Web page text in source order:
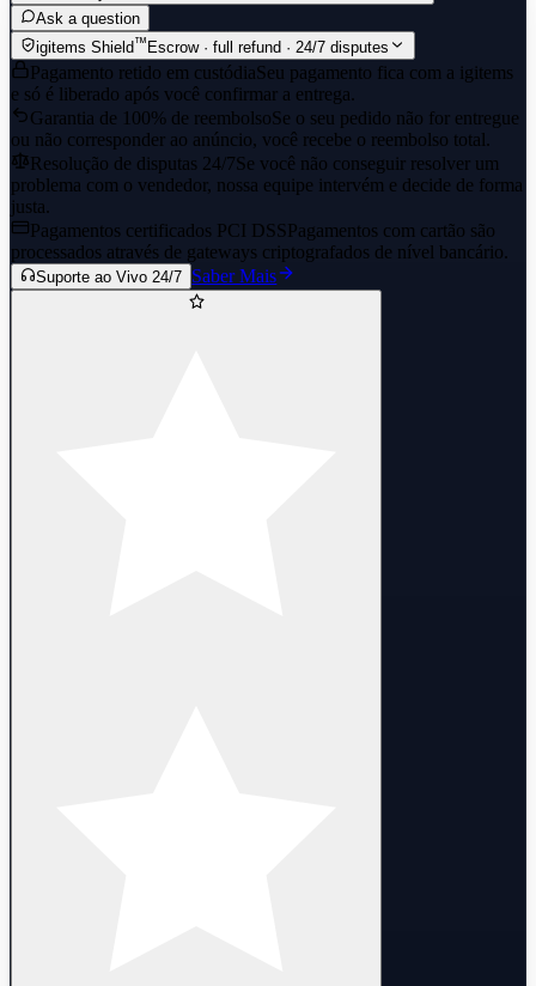
Ask a question
igitems Shield™ Escrow · full refund · 24/7 disputes
Pagamento retido em custódiaSeu pagamento fica com a igitems
e só é liberado após você confirmar a entrega.
Garantia de 100% de reembolsoSe o seu pedido não for entregue
ou não corresponder ao anúncio, você recebe o reembolso total.
Resolução de disputas 24/7Se você não conseguir resolver um
problema com o vendedor, nossa equipe intervém e decide de forma
justa.
Pagamentos certificados PCI DSSPagamentos com cartão são
processados através de gateways criptografados de nível bancário.
Suporte ao Vivo 24/7 Saber Mais